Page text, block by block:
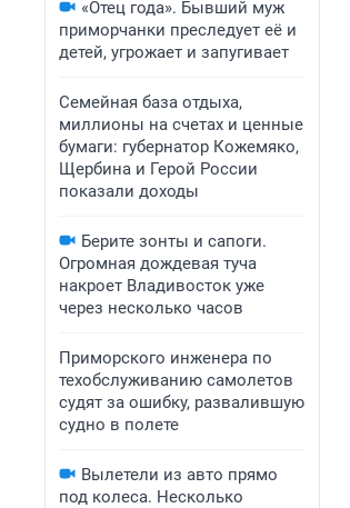
«Отец года». Бывший муж
приморчанки преследует её и
детей, угрожает и запугивает
Семейная база отдыха,
миллионы на счетах и ценные
бумаги: губернатор Кожемяко,
Щербина и Герой России
показали доходы
Берите зонты и сапоги.
Огромная дождевая туча
накроет Владивосток уже
через несколько часов
Приморского инженера по
техобслуживанию самолетов
судят за ошибку, развалившую
судно в полете
Вылетели из авто прямо
под колеса. Несколько